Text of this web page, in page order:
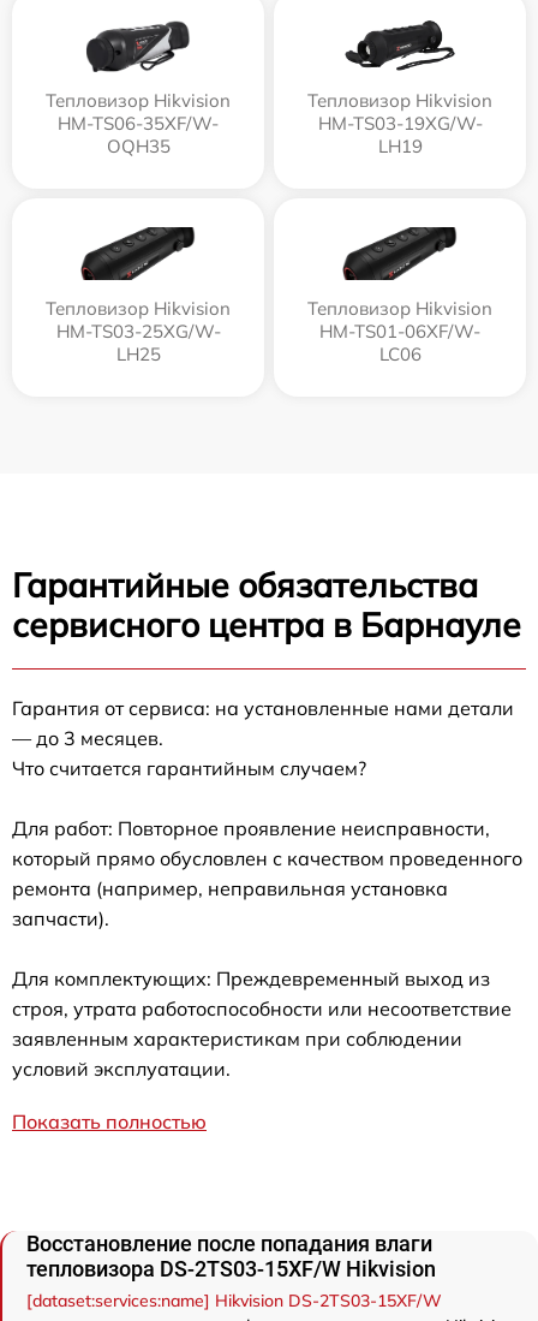
Тепловизор Hikvision
HM-TS06-35XF/W-
OQH35
Тепловизор Hikvision
HM-TS03-19XG/W-
LH19
Тепловизор Hikvision
HM-TS03-25XG/W-
LH25
Тепловизор Hikvision
HM-TS01-06XF/W-
LC06
Гарантийные обязательства
сервисного центра в Барнауле
Гарантия от сервиса: на установленные нами детали
— до 3 месяцев.
Что считается гарантийным случаем?
Для работ: Повторное проявление неисправности,
который прямо обусловлен с качеством проведенного
ремонта (например, неправильная установка
запчасти).
Для комплектующих: Преждевременный выход из
строя, утрата работоспособности или несоответствие
заявленным характеристикам при соблюдении
условий эксплуатации.
Показать полностью
Восстановление после попадания влаги
тепловизора DS-2TS03-15XF/W Hikvision
[dataset:services:name] Hikvision DS-2TS03-15XF/W